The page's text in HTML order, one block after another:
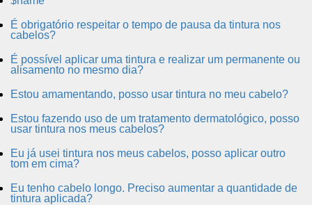
É obrigatório respeitar o tempo de pausa da tintura nos
cabelos?
É possível aplicar uma tintura e realizar um permanente ou
alisamento no mesmo dia?
Estou amamentando, posso usar tintura no meu cabelo?
Estou fazendo uso de um tratamento dermatológico, posso
usar tintura nos meus cabelos?
Eu já usei tintura nos meus cabelos, posso aplicar outro
tom em cima?
Eu tenho cabelo longo. Preciso aumentar a quantidade de
tintura aplicada?